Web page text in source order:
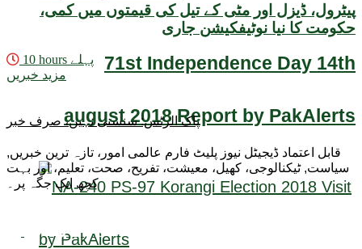
71st Independence Day 14th
august 2018 Report by PakAlerts
پیٹرول، ڈیزل اور مٹی کے تیل کی قیمتوں میں کمی،
حکومت کا نیا نوٹیفکیشن جاری
10 hours پہلے
مزید خبریں
پاک الرٹس: سنسنی نہیں، صرف خبر
قابل اعتماد ڈیجیٹل نیوز پلیٹ فارم عالمی امور، تازہ ترین خبریں,
سیاست, ٹیکنالوجی، کھیل، معیشت، تفریح، صحت، تعلیم، اور بہت
کچھ ایک جگہ پر۔